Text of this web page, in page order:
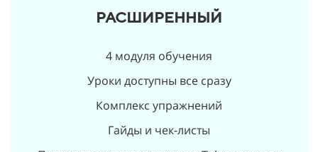
РАСШИРЕННЫЙ
4 модуля обучения
Уроки доступны все сразу
Комплекс упражнений
Гайды и чек-листы